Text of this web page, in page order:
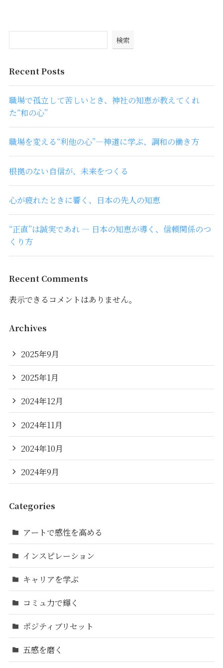
検索
Recent Posts
職場で孤立して苦しいとき、神社の知恵が教えてくれ
た“和の心”
職場を変える“利他の心”―神道に学ぶ、調和の働き方
根拠のない自信が、未来をつくる
心が疲れたときに響く、日本の先人の知恵
“正直”は誠実であれ ― 日本の知恵が導く、信頼関係のつ
くり方
Recent Comments
表示できるコメントはありません。
Archives
2025年9月
2025年1月
2024年12月
2024年11月
2024年10月
2024年9月
Categories
アートで感性を高める
インスピレーション
キャリアを学ぶ
コミュ力で輝く
ポジティブリセット
五感を磨く